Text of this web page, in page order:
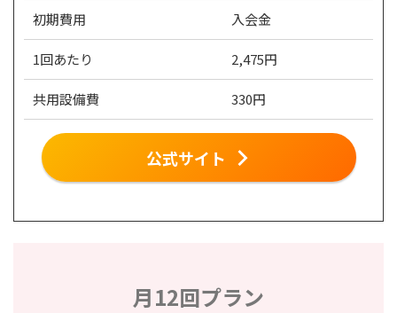
初期費用 入会金
1回あたり 2,475円
共用設備費 330円
公式サイト
月12回プラン